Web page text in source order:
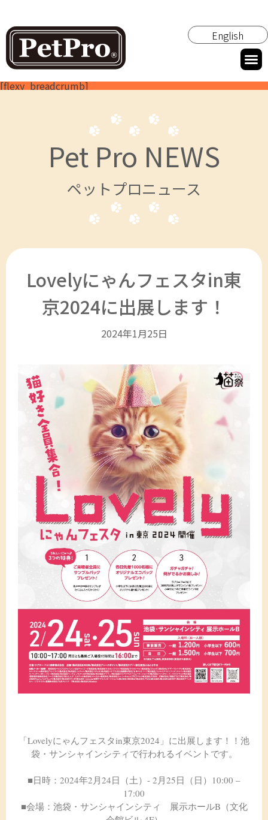
English
[flexy_breadcrumb]
Pet Pro NEWS
ペットプロニュース
Lovelyにゃんフェスタin東
京2024に出展します！
2024年1月25日
「Lovelyにゃんフェスタin東京2024」に出展します！！池
袋・サンシャインシティで行われるイベントです。
■日時：2024年2月24日（土）- 2月25日（日）10:00 –
17:00
■会場：池袋・サンシャインシティ 展示ホールB（文化